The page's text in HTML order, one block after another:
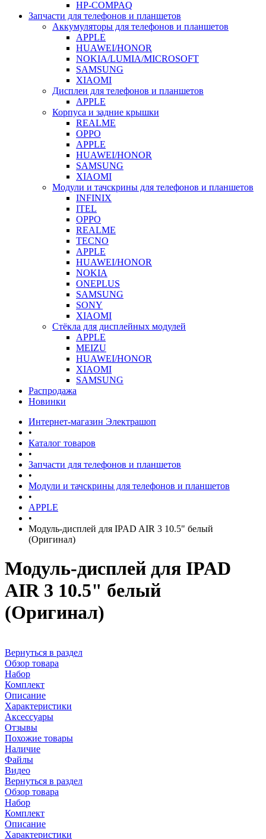
HP-COMPAQ
Запчасти для телефонов и планшетов
Аккумуляторы для телефонов и планшетов
APPLE
HUAWEI/HONOR
NOKIA/LUMIA/MICROSOFT
SAMSUNG
XIAOMI
Дисплеи для телефонов и планшетов
APPLE
Корпуса и задние крышки
REALME
OPPO
APPLE
HUAWEI/HONOR
SAMSUNG
XIAOMI
Модули и тачскрины для телефонов и планшетов
INFINIX
ITEL
OPPO
REALME
TECNO
APPLE
HUAWEI/HONOR
NOKIA
ONEPLUS
SAMSUNG
SONY
XIAOMI
Стёкла для дисплейных модулей
APPLE
MEIZU
HUAWEI/HONOR
XIAOMI
SAMSUNG
Распродажа
Новинки
Интернет-магазин Электрашоп
•
Каталог товаров
•
Запчасти для телефонов и планшетов
•
Модули и тачскрины для телефонов и планшетов
•
APPLE
•
Модуль-дисплей для IPAD AIR 3 10.5" белый
(Оригинал)
Модуль-дисплей для IPAD
AIR 3 10.5" белый
(Оригинал)
Вернуться в раздел
Обзор товара
Набор
Комплект
Описание
Характеристики
Аксессуары
Отзывы
Похожие товары
Наличие
Файлы
Видео
Вернуться в раздел
Обзор товара
Набор
Комплект
Описание
Характеристики